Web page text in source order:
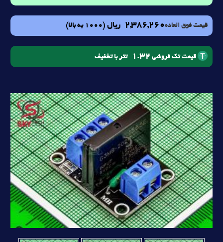
قیمت فوق العاده2,386,260 ریال (1000 به بالا)
قیمت تک فروشی 1.32 تتر با تخفیف